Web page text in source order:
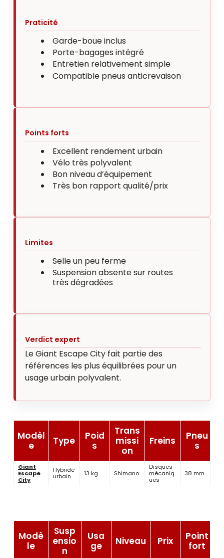
Praticité
Garde-boue inclus
Porte-bagages intégré
Entretien relativement simple
Compatible pneus anticrevaison
Points forts
Excellent rendement urbain
Vélo très polyvalent
Bon niveau d’équipement
Très bon rapport qualité/prix
Limites
Selle un peu ferme
Suspension absente sur routes
très dégradées
Verdict expert
Le Giant Escape City fait partie des
références les plus équilibrées pour un
usage urbain polyvalent.
Modèl
e
Type
Poid
s
Trans
missi
on
Freins
Pneu
s
Giant
Escape
City
Hybride
urbain
13 kg Shimano
Disques
mécaniq
ues
38 mm
Modè
le
Susp
ensio
n
Usa
ge
Niveau Prix
Point
fort